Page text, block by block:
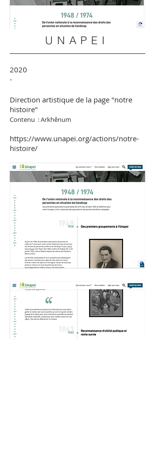
UNAPEI
2020
-
Direction artistique de la page "notre
histoire"
Contenu :Arkhênum
https://www.unapei.org/actions/notre-
histoire/